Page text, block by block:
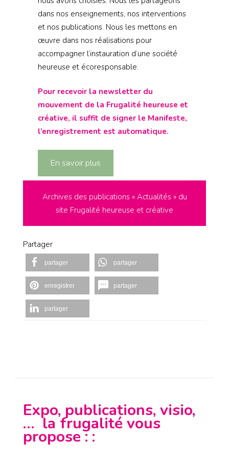
dans nos enseignements, nos interventions
et nos publications. Nous les mettons en
œuvre dans nos réalisations pour
accompagner l’instauration d’une société
heureuse et écoresponsable.
Pour recevoir la newsletter du
mouvement de la Frugalité heureuse et
créative, il suffit de signer le Manifeste,
l’enregistrement est automatique.
En savoir plus
Archives des publications « Actualités » du
site Frugalité heureuse et créative
Partager
partager partager
enregistrer partager
partager
Expo, publications, visio,
… la frugalité vous
propose : :